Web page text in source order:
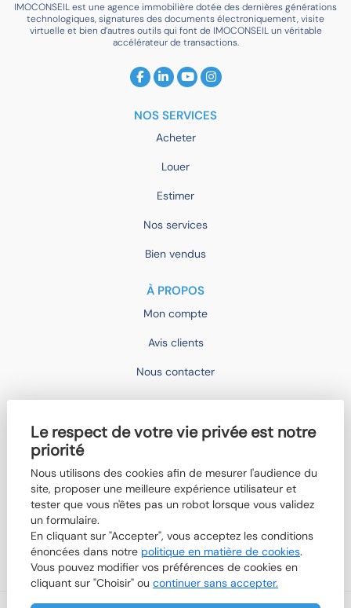
Le respect de votre vie privée est notre
priorité
Nous utilisons des cookies afin de mesurer l'audience du
site, proposer une meilleure expérience utilisateur et
tester que vous n'êtes pas un robot lorsque vous validez
un formulaire.
En cliquant sur "Accepter", vous acceptez les conditions
énoncées dans notre politique en matière de cookies.
Vous pouvez modifier vos préférences de cookies en
cliquant sur "Choisir" ou continuer sans accepter.
IMOCONSEIL est une agence immobilière dotée des dernières générations
technologiques, signatures des documents électroniquement, visite
virtuelle et bien d’autres outils qui font de IMOCONSEIL un véritable
accélérateur de transactions.
NOS SERVICES
Acheter
Louer
Estimer
Nos services
Bien vendus
À PROPOS
Mon compte
Avis clients
Nous contacter
Devenir mandataire
Qui sommes-nous ?
Boutik'IMO